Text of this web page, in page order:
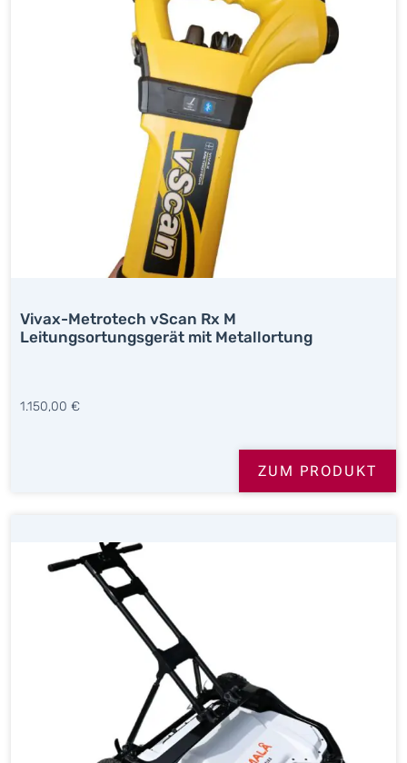
Vivax-Metrotech vScan Rx M
Leitungsortungsgerät mit Metallortung
1.150,00 €
ZUM PRODUKT